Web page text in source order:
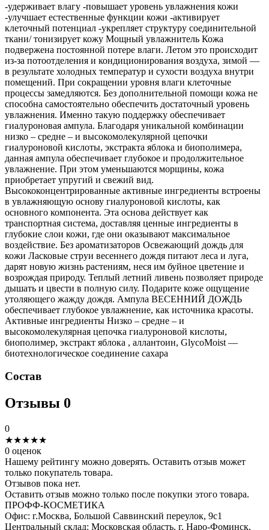
-удерживает влагу -повышает уровень увлажнения кожи
-улучшает естественные функции кожи -активирует
клеточный потенциал -укрепляет структуру соединительной
ткани/ тонизирует кожу Мощный увлажнитель Кожа
подвержена постоянной потере влаги. Летом это происходит
из-за потоотделения и кондиционирования воздуха, зимой —
в результате холодных температур и сухости воздуха внутри
помещений. При сокращении уровня влаги клеточные
процессы замедляются. Без дополнительной помощи кожа не
способна самостоятельно обеспечить достаточный уровень
увлажнения. Именно такую поддержку обеспечивает
гиалуроновая ампула. Благодаря уникальной комбинации
низко – средне – и высокомолекулярной цепочки
гиалуроновой кислоты, экстракта яблока и биополимера,
данная ампула обеспечивает глубокое и продолжительное
увлажнение. При этом уменьшаются морщины, кожа
приобретает упругий и свежий вид.
Высококонцентрированные активные ингредиенты встроены
в увлажняющую основу гиалуроновой кислоты, как
основного компонента. Эта основа действует как
транспортная система, доставляя ценные ингредиенты в
глубокие слои кожи, где они оказывают максимальное
воздействие. Без ароматизаторов Освежающий дождь для
кожи Ласковые струи весеннего дождя питают леса и луга,
дарят новую жизнь растениям, неся им буйное цветение и
возрождая природу. Теплый летний ливень позволяет природе
дышать и цвести в полную силу. Подарите коже ощущение
утоляющего жажду дождя. Ампула ВЕСЕННИЙ ДОЖДЬ
обеспечивает глубокое увлажнение, как источника красоты.
Активные ингредиенты Низко – средне – и
высокомолекулярная цепочка гиалуроновой кислоты,
биополимер, экстракт яблока , аллантоин, GlycoMoist —
биотехнологическое соединение сахара
Состав
Отзывы 0
0
★★★★★
0 оценок
Нашему рейтингу можно доверять. Оставить отзыв может
только покупатель товара.
Отзывов пока нет.
Оставить отзыв можно только после покупки этого товара.
ПРОФФ-КОСМЕТИКА
Офис: г.Москва, Большой Саввинский переулок, 9с1
Центральный склад: Московская область, г. Наро-Фоминск,